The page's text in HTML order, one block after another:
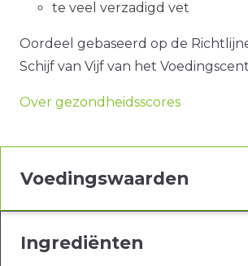
te veel verzadigd vet
Oordeel gebaseerd op de
Schijf van Vijf van het
Over gezondheidsscores
Voedingswaarden
Ingrediënten